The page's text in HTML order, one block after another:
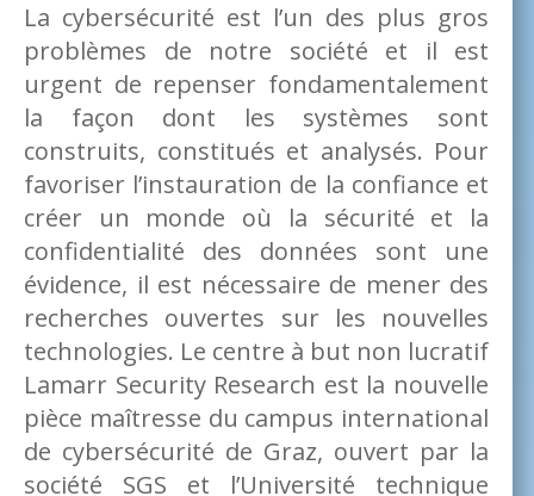
La cybersécurité est l’un des plus gros
problèmes de notre société et il est
urgent de repenser fondamentalement
la façon dont les systèmes sont
construits, constitués et analysés. Pour
favoriser l’instauration de la confiance et
créer un monde où la sécurité et la
confidentialité des données sont une
évidence, il est nécessaire de mener des
recherches ouvertes sur les nouvelles
technologies. Le centre à but non lucratif
Lamarr Security Research est la nouvelle
pièce maîtresse du campus international
de cybersécurité de Graz, ouvert par la
société SGS et l’Université technique